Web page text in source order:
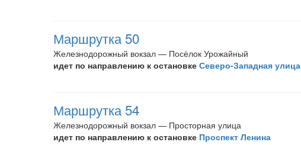
Маршрутка 50
Железнодорожный вокзал — Посёлок Урожайный
идет по направлению к остановке Северо-Западная улица
Маршрутка 54
Железнодорожный вокзал — Просторная улица
идет по направлению к остановке Проспект Ленина